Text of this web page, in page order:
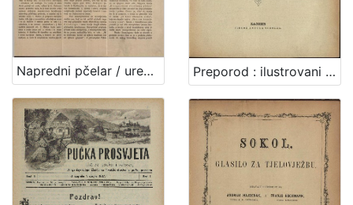
Napredni pčelar / urednik i vlastnik Pavao Wittmann Preporod : ilustrovani zabavno-poučni časopis / [vlasnik, izdavač i odgovorni urednik August Harambašić]